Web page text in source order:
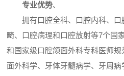
专业优势、
拥有口腔全科、口腔内科、
畸、口腔病理和口腔放射等7个国
和国家级口腔颌面外科专科医师
面外科学、牙体牙髓病学、牙周